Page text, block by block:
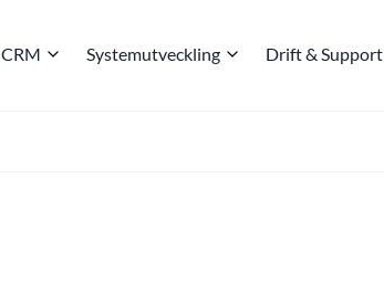
CRM Systemutveckling Drift & Support